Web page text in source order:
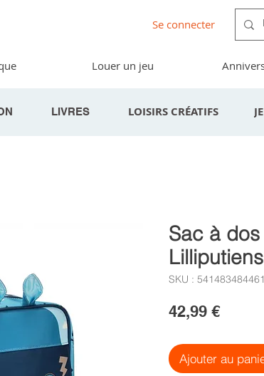
Se connecter
Louer un jeu
LIVRES LOISIRS CRÉATIFS
Sac à
Lilliputiens
SKU :
42,99 €Prix
Ajouter au